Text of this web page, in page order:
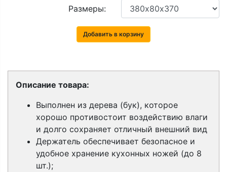
Размеры:
Добавить в корзину
Описание товара:
Выполнен из дерева (бук), которое
хорошо противостоит воздействию влаги
и долго сохраняет отличный внешний вид
Держатель обеспечивает безопасное и
удобное хранение кухонных ножей (до 8
шт.);